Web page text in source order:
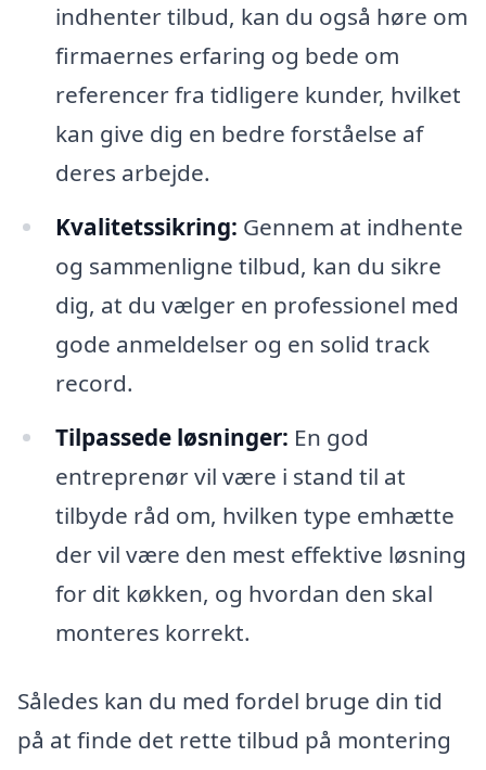
indhenter tilbud, kan du også høre om
firmaernes erfaring og bede om
referencer fra tidligere kunder, hvilket
kan give dig en bedre forståelse af
deres arbejde.
Kvalitetssikring: Gennem at indhente
og sammenligne tilbud, kan du sikre
dig, at du vælger en professionel med
gode anmeldelser og en solid track
record.
Tilpassede løsninger: En god
entreprenør vil være i stand til at
tilbyde råd om, hvilken type emhætte
der vil være den mest effektive løsning
for dit køkken, og hvordan den skal
monteres korrekt.
Således kan du med fordel bruge din tid
på at finde det rette tilbud på montering